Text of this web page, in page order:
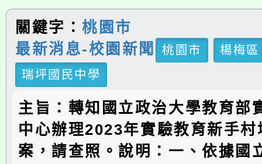
關鍵字：桃園市
最新消息-校園新聞
桃園市
楊梅區
瑞坪國民中學
主旨：轉知國立政治大學教育部
中心辦理2023年實驗教育新手村
案，請查照。說明：一、依據國